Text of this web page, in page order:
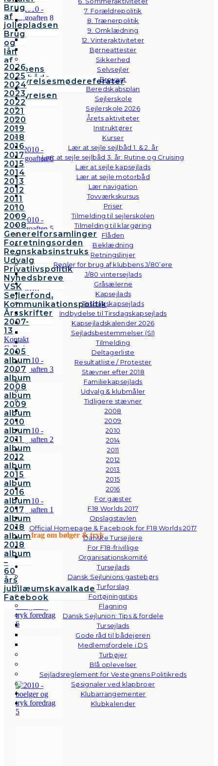
7. Forældrepolitik
8. Trænerpolitik
9. Omklædning
12. Vinteraktiviteter
Børneattester
Sikkerhed
Selvsejler
Brovagt
Beredskabsplan
Sejlerskole
Sejlerskole 2026
Årets aktiviteter
Instruktører
Kurser
Lær at sejle sejlbåd 1. & 2. år
Lær at sejle sejlbåd 3. år: Rutine og Cruising
Lær at sejle kapsejlads
Lær at sejle motorbåd
Lær navigation
Tovværkskursus
Priser
Tilmelding til sejlerskolen
Tilmelding til klargøring
Flåden
Beklædning
Retningslinjer
Regler for brug af klubbens J/80’ere
J/80 vintersejlads
Gråsælerne
Kapsejlads
Tirsdagskapsejlads
Indbydelse til Tirsdagskapsejlads
Kapsejladskalender 2026
Sejladsbestemmelser (SI)
Tilmelding
Deltagerliste
Resultatliste / Protester
Stævner efter 2018
Familiekapsejlads
Udvalg & klubmåler
Tidligere stævner
2008
2009
2010
2014
2011
2012
2013
2015
2016
For gæster
F18 Worlds 2017
Opslagstavlen
Official Homepage & Facebook for F18 Worlds 2017
Danske Tursejlere
For F18-frivillige
Organisationskomité
Tursejlads
Dansk Sejlunions gastebørs
Turforslag
Fortøjningstips
Flagning
Dansk Sejlunion: Tips & fordele
Tursejlads
Gode råd til bådejeren
Medlemsfordele i DS
Turbøjer
Blå oplevelser
Sejladsreglement for Vestegnens Politikreds
Søsignaler ved klapbroer
Klubarrangementer
Klubkalender
Brug
af
jollepladsen
Brug
og
lån
af
klubbens
følgebåde
Vedtægter
Bestyrelsen
Bestyrelsesmødereferater
2026
2025
2024
2023
2022
2021
2020
2019
2018
2016
2017
2015
2014
2013
2012
2011
2010
2009
2008
Generelforsamlinger
Forretningsorden
Regnskabsinstruks
Udvalg
Privatlivspolitik
Nyhedsbreve
VSK
Sejlerfond
Kommunikationspolitik
Årsskrifter
2007-
13
Kontakt
Galleri
Andre
fotos
2005
album
2007
album
2008
album
2009
album
2010
album
2011
album
2012
album
2015
album
2016
album
2017
album
2018
album
2018
album
–
60
års
jubilæumskavalkade
Facebook
Foredrag om bølger & tryk